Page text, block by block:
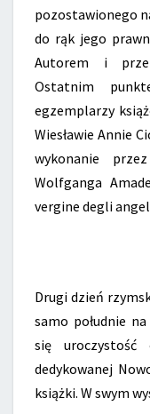
pozostawionego
do rąk jego
Autorem i
Ostatnim
egzemplarzy
Wiesławie Annie
wykonanie
Wolfganga
vergine degli
Drugi dzień
samo południe
się uroczystość
dedykowanej
książki. W swym